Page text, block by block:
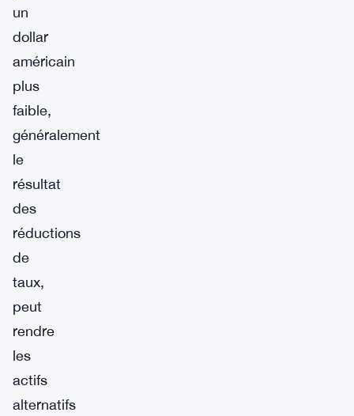
un
dollar
américain
plus
faible,
généralement
le
résultat
des
réductions
de
taux,
peut
rendre
les
actifs
alternatifs